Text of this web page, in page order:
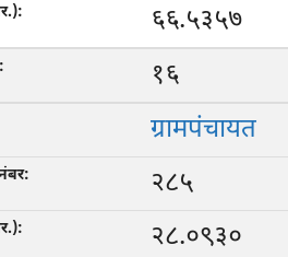
६६.५३५७
१६
ग्रामपंचायत
२८५
२८.०९३०